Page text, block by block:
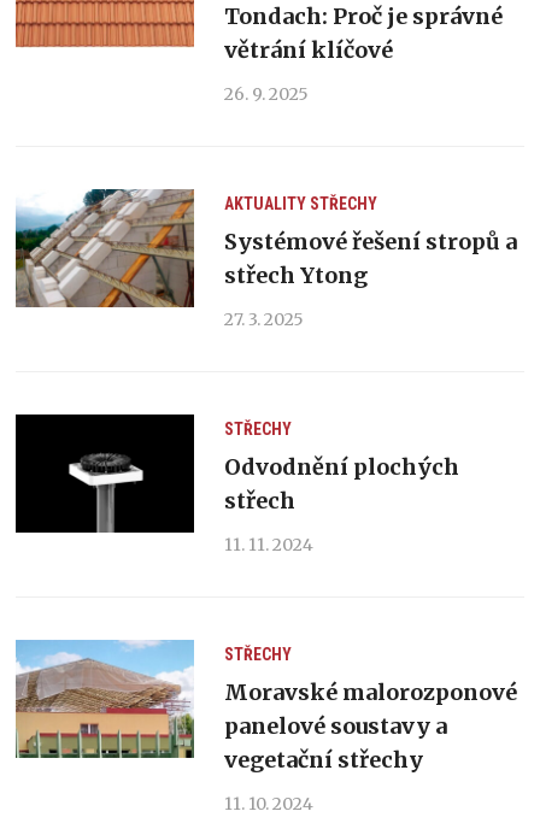
Tondach: Proč je správné
větrání klíčové
26. 9. 2025
AKTUALITY STŘECHY
Systémové řešení stropů a
střech Ytong
27. 3. 2025
STŘECHY
Odvodnění plochých
střech
11. 11. 2024
STŘECHY
Moravské malorozponové
panelové soustavy a
vegetační střechy
11. 10. 2024